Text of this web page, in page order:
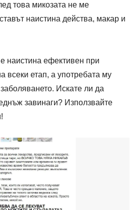
това микозата не ме
наистина действа, макар и
наистина ефективен при
всеки етап, а употребата му
Искате ли да
завинаги? Използвайте